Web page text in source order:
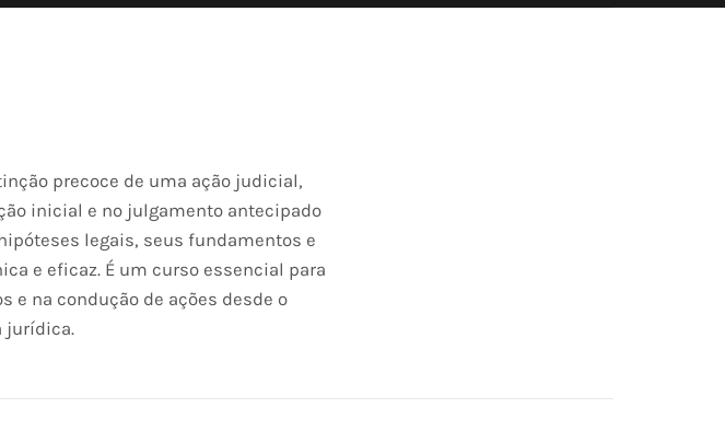
precoce de uma ação judicial,
inicial e no julgamento antecipado
legais, seus fundamentos e
e eficaz. É um curso essencial para
e na condução de ações desde o
jurídica.